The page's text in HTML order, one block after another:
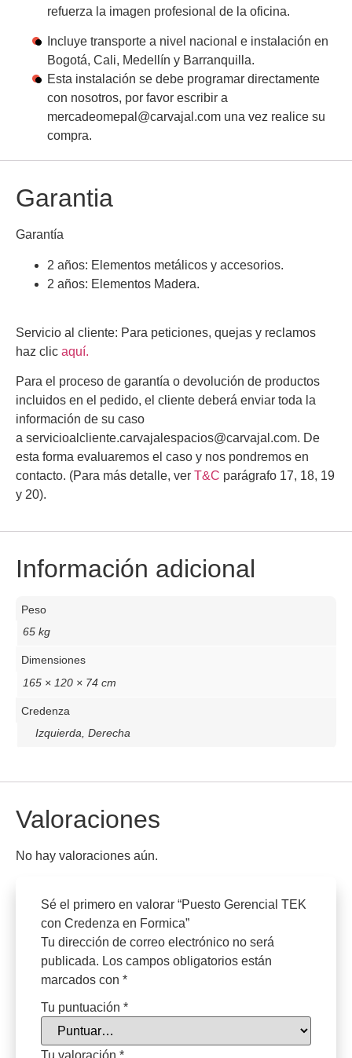
refuerza la imagen profesional de la oficina.
Incluye transporte a nivel nacional e instalación en
Bogotá, Cali, Medellín y Barranquilla.
Esta instalación se debe programar directamente
con nosotros, por favor escribir a
mercadeomepal@carvajal.com una vez realice su
compra.
Garantia
Garantía
2 años: Elementos metálicos y accesorios.
2 años: Elementos Madera.
Servicio al cliente: Para peticiones, quejas y reclamos
haz clic aquí.
Para el proceso de garantía o devolución de productos
incluidos en el pedido, el cliente deberá enviar toda la
información de su caso
a servicioalcliente.carvajalespacios@carvajal.com. De
esta forma evaluaremos el caso y nos pondremos en
contacto. (Para más detalle, ver T&C parágrafo 17, 18, 19
y 20).
Información adicional
Peso
65 kg
Dimensiones
165 × 120 × 74 cm
Credenza
Izquierda, Derecha
Valoraciones
No hay valoraciones aún.
Sé el primero en valorar “Puesto Gerencial TEK
con Credenza en Formica”
Tu dirección de correo electrónico no será
publicada. Los campos obligatorios están
marcados con *
Tu puntuación *